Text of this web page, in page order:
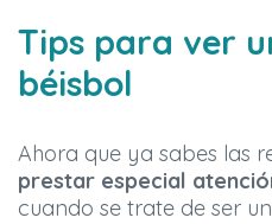
Tips para ver
béisbol
Ahora que ya sabes las
prestar especial
cuando se trate de ser